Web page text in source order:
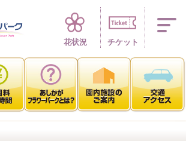
四季折々 花の
花状況 チケット